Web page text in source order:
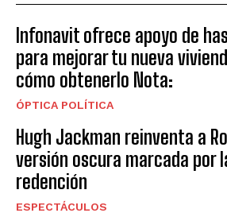
Infonavit ofrece apoyo de
para mejorar tu nueva
cómo obtenerlo Nota:
ÓPTICA POLÍTICA
Hugh Jackman reinventa a
versión oscura marcada por
redención
ESPECTÁCULOS